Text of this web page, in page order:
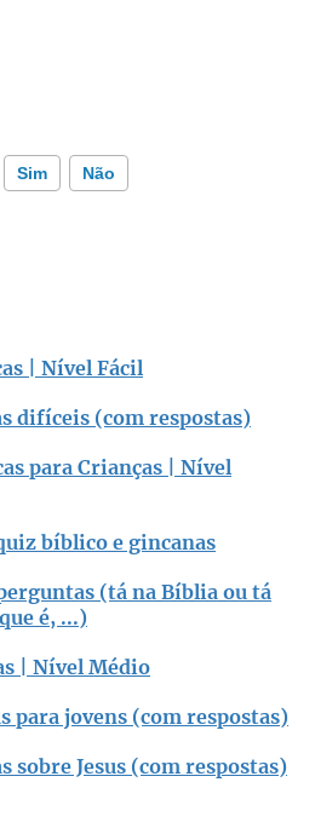
Sim Não
incorreta
| Nível Fácil
difíceis (com respostas)
para Crianças | Nível
bíblico e gincanas
(tá na Bíblia ou tá
é, ...)
| Nível Médio
para jovens (com respostas)
sobre Jesus (com respostas)